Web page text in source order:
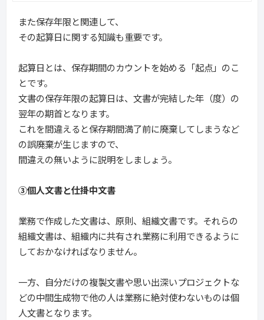
また保存年限と関連して、
その起算日に関する知識も重要です。
起算日とは、保存期間のカウントを始める「起点」のこ
とです。
文書の保存年限の起算日は、文書が完結した年（度）の
翌年の期首となります。
これを間違えると保存期間満了前に廃棄してしまうなど
の誤廃棄が生じますので、
間違えの無いように説明をしましょう。
③個人文書と仕掛中文書
業務で作成した文書は、原則、組織文書です。それらの
組織文書は、組織内に共有され業務に利用できるように
しておかなければなりません。
一方、自分だけの複製文書や思い出深いプロジェクトな
どの中間生成物で他の人は業務に絶対使わないものは個
人文書となります。